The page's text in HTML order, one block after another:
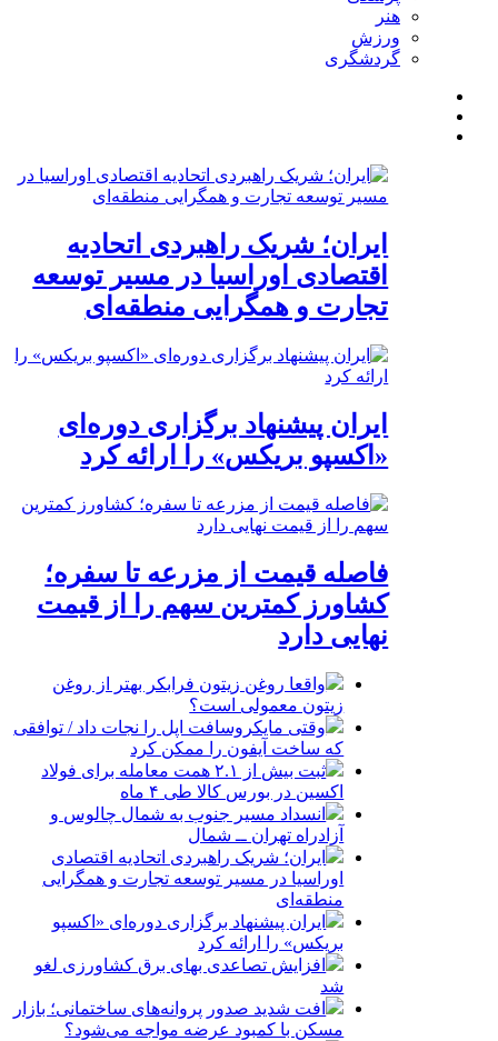
هنر
ورزش
گردشگری
ایران؛ شریک راهبردی اتحادیه
اقتصادی اوراسیا در مسیر توسعه
تجارت و همگرایی منطقه‌ای
ایران پیشنهاد برگزاری دوره‌ای
«اکسپو بریکس» را ارائه کرد
فاصله قیمت از مزرعه تا سفره؛
کشاورز کمترین سهم را از قیمت
نهایی دارد
واقعا روغن زیتون فرابکر بهتر از روغن
زیتون معمولی است؟
وقتی مایکروسافت اپل را نجات داد / توافقی
که ساخت آیفون را ممکن کرد
ثبت بیش از ۲.۱ همت معامله برای فولاد
اکسین در بورس کالا طی ۴ ماه
انسداد مسیر جنوب به شمال چالوس و
آزادراه تهران ــ شمال
ایران؛ شریک راهبردی اتحادیه اقتصادی
اوراسیا در مسیر توسعه تجارت و همگرایی
منطقه‌ای
ایران پیشنهاد برگزاری دوره‌ای «اکسپو
بریکس» را ارائه کرد
افزایش تصاعدی بهای برق کشاورزی لغو
شد
افت شدید صدور پروانه‌های ساختمانی؛ بازار
مسکن با کمبود عرضه مواجه می‌شود؟